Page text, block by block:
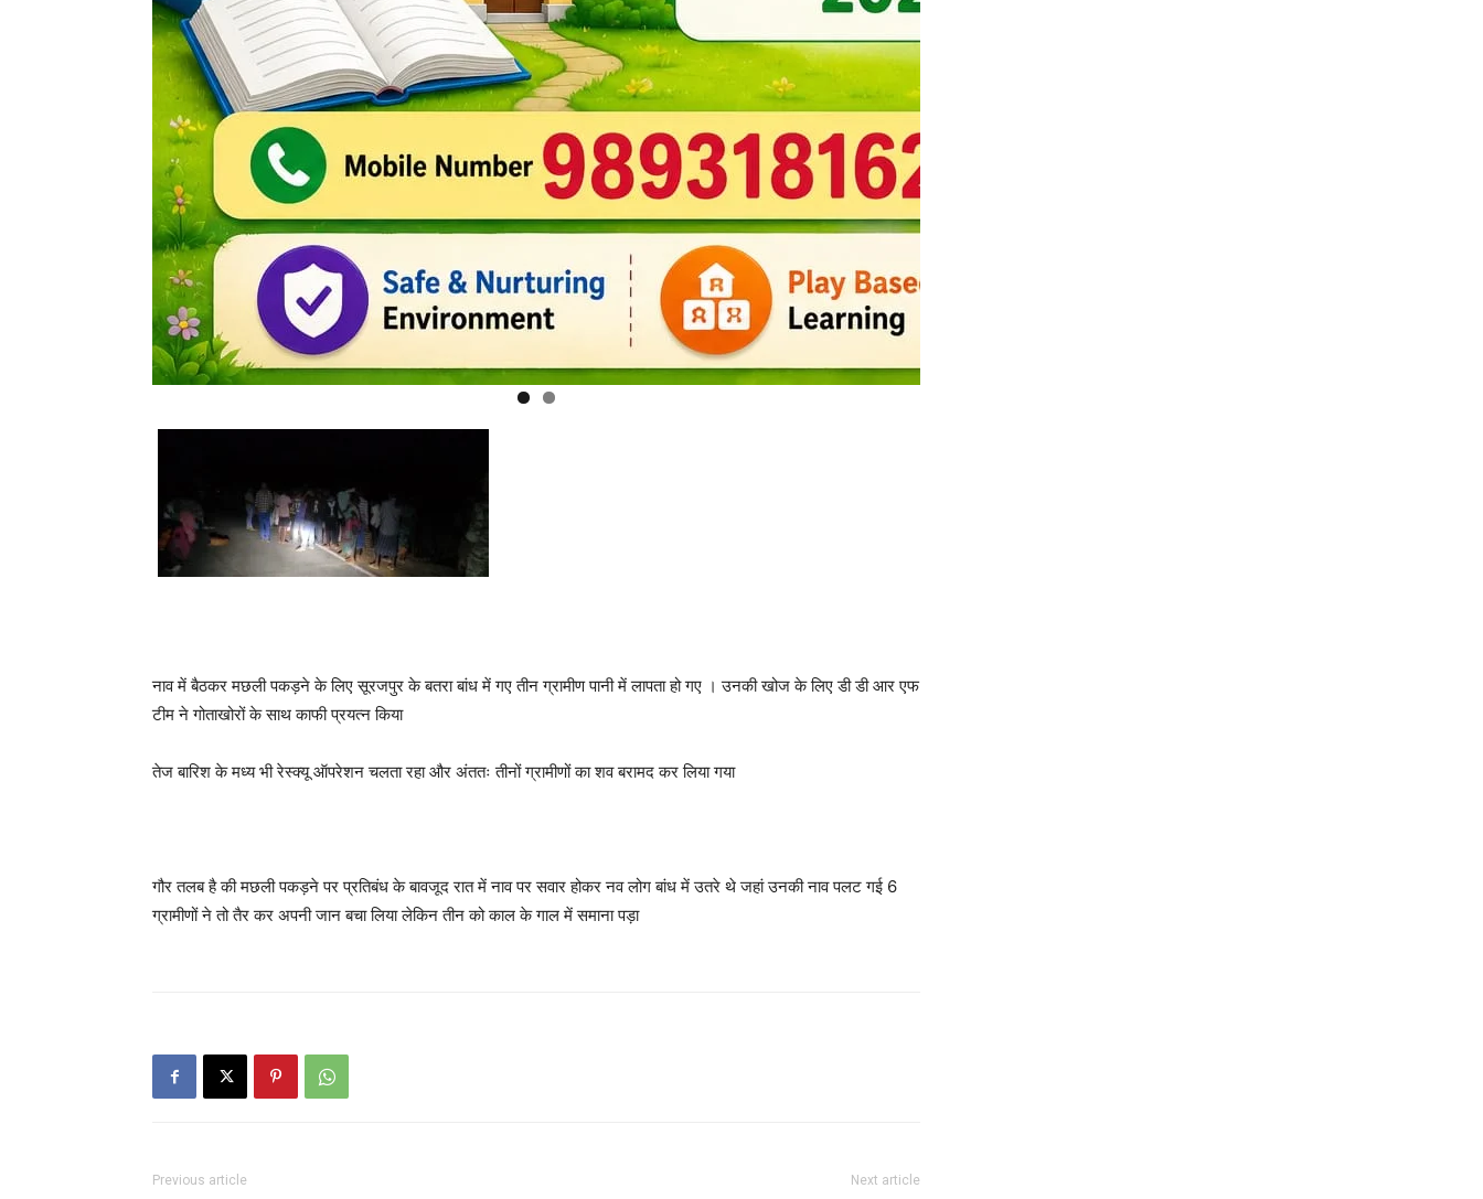
नाव में बैठकर मछली पकड़ने के लिए सूरजपुर के बतरा बांध में गए तीन ग्रामीण पानी में लापता हो गए । उनकी खोज के लिए डी डी आर एफ
टीम ने गोताखोरों के साथ काफी प्रयत्न किया
तेज बारिश के मध्य भी रेस्क्यू ऑपरेशन चलता रहा और अंततः तीनों ग्रामीणों का शव बरामद कर लिया गया
गौर तलब है की मछली पकड़ने पर प्रतिबंध के बावजूद रात में नाव पर सवार होकर नव लोग बांध में उतरे थे जहां उनकी नाव पलट गई 6
ग्रामीणों ने तो तैर कर अपनी जान बचा लिया लेकिन तीन को काल के गाल में समाना पड़ा
Previous article Next article